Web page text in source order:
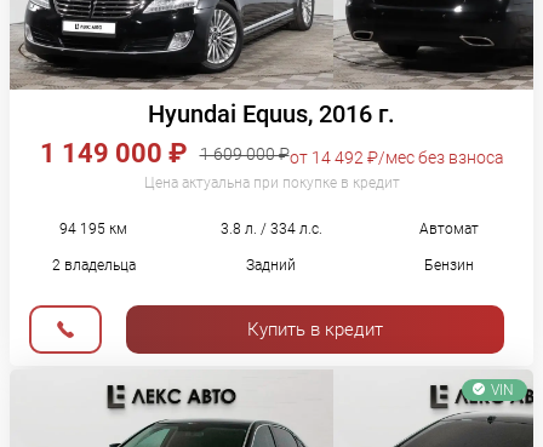
Hyundai Equus, 2016 г.
1 149 000 ₽ 1 609 000 ₽от 14 492 ₽/мес без взноса
Цена актуальна при покупке в кредит
94 195 км 3.8 л. / 334 л.с. Автомат
2 владельца Задний Бензин
Купить в кредит
VIN